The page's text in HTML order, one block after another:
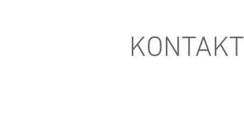
KONTAKT